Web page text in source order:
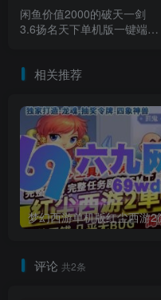
闲鱼价值2000的破天一剑
3.6扬名天下单机版一键端内
相关推荐
评论 共2条